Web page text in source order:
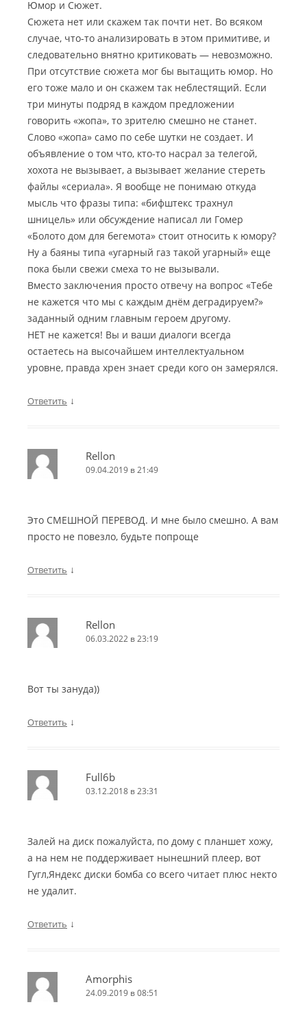
Юмор и Сюжет.
Сюжета нет или скажем так почти нет. Во всяком
случае, что-то анализировать в этом примитиве, и
следовательно внятно критиковать — невозможно.
При отсутствие сюжета мог бы вытащить юмор. Но
его тоже мало и он скажем так неблестящий. Если
три минуты подряд в каждом предложении
говорить «жопа», то зрителю смешно не станет.
Слово «жопа» само по себе шутки не создает. И
объявление о том что, кто-то насрал за телегой,
хохота не вызывает, а вызывает желание стереть
файлы «сериала». Я вообще не понимаю откуда
мысль что фразы типа: «бифштекс трахнул
шницель» или обсуждение написал ли Гомер
«Болото дом для бегемота» стоит относить к юмору?
Ну а баяны типа «угарный газ такой угарный» еще
пока были свежи смеха то не вызывали.
Вместо заключения просто отвечу на вопрос «Тебе
не кажется что мы с каждым днём деградируем?»
заданный одним главным героем другому.
НЕТ не кажется! Вы и ваши диалоги всегда
остаетесь на высочайшем интеллектуальном
уровне, правда хрен знает среди кого он замерялся.
Ответить ↓
Rellon
09.04.2019 в 21:49
Это СМЕШНОЙ ПЕРЕВОД. И мне было смешно. А вам
просто не повезло, будьте попроще
Ответить ↓
Rellon
06.03.2022 в 23:19
Вот ты зануда))
Ответить ↓
Full6b
03.12.2018 в 23:31
Залей на диск пожалуйста, по дому с планшет хожу,
а на нем не поддерживает нынешний плеер, вот
Гугл,Яндекс диски бомба со всего читает плюс некто
не удалит.
Ответить ↓
Amorphis
24.09.2019 в 08:51